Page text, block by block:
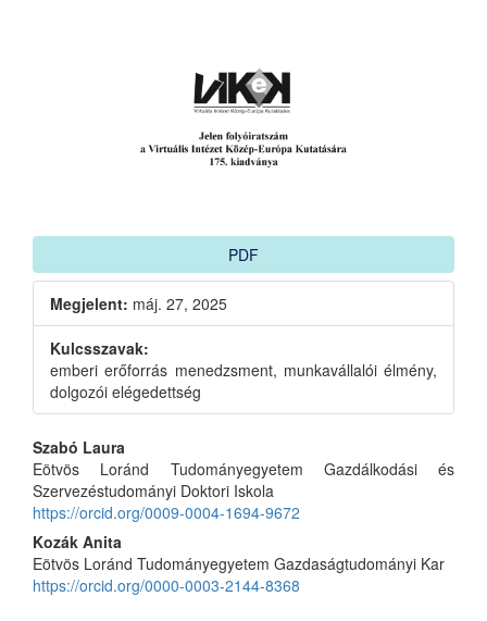
PDF
Megjelent: máj. 27, 2025
Kulcsszavak:
emberi erőforrás menedzsment, munkavállalói élmény,
dolgozói elégedettség
Main
Article
Content
Szabó Laura
Eötvös Loránd Tudományegyetem Gazdálkodási és
Szervezéstudományi Doktori Iskola
https://orcid.org/0009-0004-1694-9672
Kozák Anita
Eötvös Loránd Tudományegyetem Gazdaságtudományi Kar
https://orcid.org/0000-0003-2144-8368